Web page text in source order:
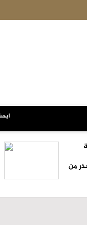
وزير الخارجية يبحث
من